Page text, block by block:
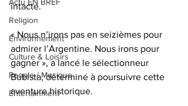
Religion
Environnement
Culture & Loisirs
People / Musique
Entertainment
intacte.
« Nous n’irons pas en seizièmes pour
admirer l’Argentine. Nous irons pour
gagner », a lancé le sélectionneur
Bubista, déterminé à poursuivre cette
aventure historique.